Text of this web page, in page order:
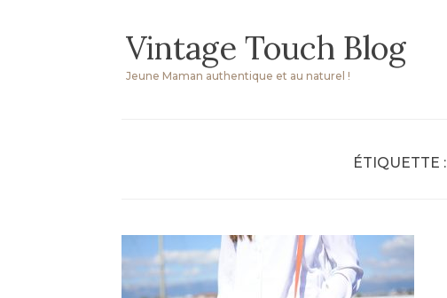
contentVintage Touch Blog
Jeune Maman authentique et au naturel !
ÉTIQUETTE :